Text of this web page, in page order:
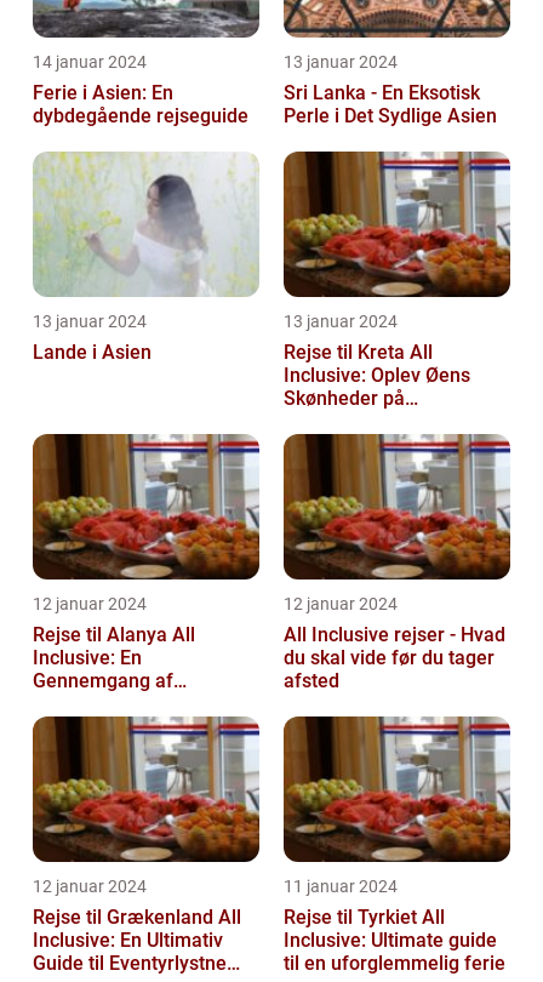
14 januar 2024
Ferie i Asien: En
dybdegående rejseguide
13 januar 2024
Sri Lanka - En Eksotisk
Perle i Det Sydlige Asien
13 januar 2024
Lande i Asien
13 januar 2024
Rejse til Kreta All
Inclusive: Oplev Øens
Skønheder på
12 januar 2024
Rejse til Alanya All
Inclusive: En
Gennemgang af
Historie
12 januar 2024
All Inclusive rejser - Hvad
du skal vide før du tager
afsted
12 januar 2024
Rejse til Grækenland All
Inclusive: En Ultimativ
Guide til Eventyrlystne
11 januar 2024
Rejse til Tyrkiet All
Inclusive: Ultimate guide
til en uforglemmelig ferie